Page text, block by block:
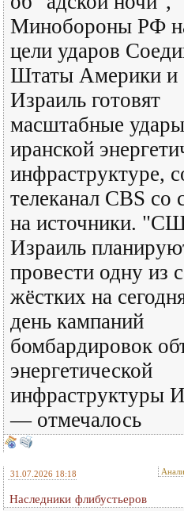
Минобороны РФ
цели ударов
Штаты Америки и
Израиль готовят
масштабные
иранской
инфраструктуре,
телеканал CBS со
на источники.
Израиль
провести одну из
жёстких на
день кампаний
бомбардировок
энергетической
инфраструктуры
— отмечалось
31.07.2026 18:18
Наследники флибустьеров